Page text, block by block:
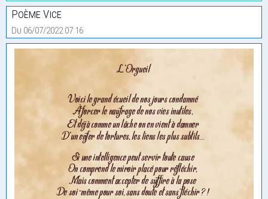
Poème Vice
Du 06/07/2022 07:16